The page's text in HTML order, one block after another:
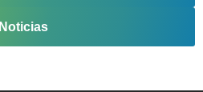
Noticias